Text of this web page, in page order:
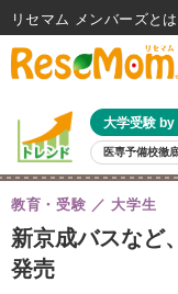
大学受験 by
医専予備校徹
親子で考える大学選び
共通テスト 夏休み
8月開催イベント・WS
自由研究教材（小学生向け）
新京成バスなど
発売
教育・受験 大学生
リセマム メンバーズ